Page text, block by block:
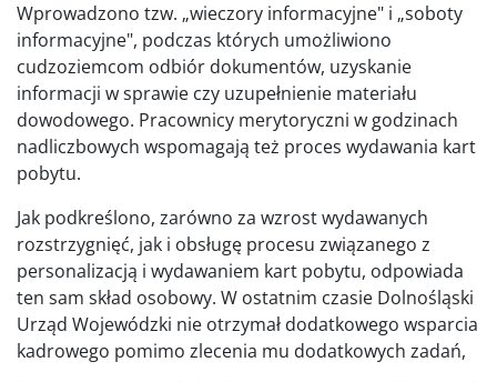
Wprowadzono tzw. „wieczory informacyjne" i „soboty
informacyjne", podczas których umożliwiono
cudzoziemcom odbiór dokumentów, uzyskanie
informacji w sprawie czy uzupełnienie materiału
dowodowego. Pracownicy merytoryczni w godzinach
nadliczbowych wspomagają też proces wydawania kart
pobytu.
Jak podkreślono, zarówno za wzrost wydawanych
rozstrzygnięć, jak i obsługę procesu związanego z
personalizacją i wydawaniem kart pobytu, odpowiada
ten sam skład osobowy. W ostatnim czasie Dolnośląski
Urząd Wojewódzki nie otrzymał dodatkowego wsparcia
kadrowego pomimo zlecenia mu dodatkowych zadań,